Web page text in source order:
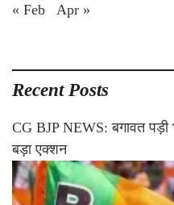
« Feb Apr »
Recent Posts
CG BJP NEWS: बगावत पड़ी
बड़ा एक्शन